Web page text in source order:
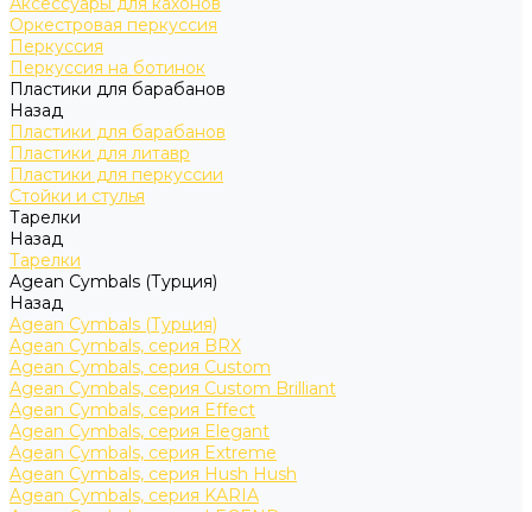
Оркестровая перкуссия
Перкуссия
Перкуссия на ботинок
Пластики для барабанов
Назад
Пластики для барабанов
Пластики для литавр
Пластики для перкуссии
Стойки и стулья
Тарелки
Назад
Тарелки
Agean Cymbals (Турция)
Назад
Agean Cymbals (Турция)
Agean Cymbals, серия BRX
Agean Cymbals, серия Custom
Agean Cymbals, серия Custom Brilliant
Agean Cymbals, серия Effect
Agean Cymbals, серия Elegant
Agean Cymbals, серия Extreme
Agean Cymbals, серия Hush Hush
Agean Cymbals, серия KARIA